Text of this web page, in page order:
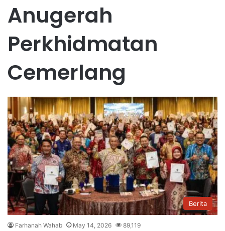
Anugerah
Perkhidmatan
Cemerlang
Berita
Farhanah Wahab May 14, 2026 89,119